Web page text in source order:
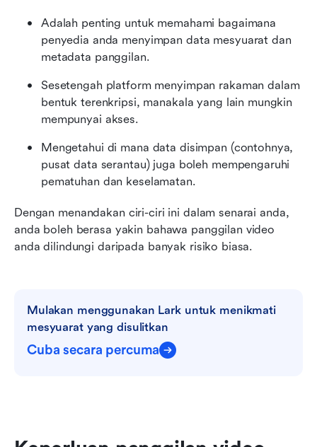
Adalah penting untuk memahami bagaimana
penyedia anda menyimpan data mesyuarat dan
metadata panggilan.
Sesetengah platform menyimpan rakaman dalam
bentuk terenkripsi, manakala yang lain mungkin
mempunyai akses.
Mengetahui di mana data disimpan (contohnya,
pusat data serantau) juga boleh mempengaruhi
pematuhan dan keselamatan.
Dengan menandakan ciri-ciri ini dalam senarai anda,
anda boleh berasa yakin bahawa panggilan video
anda dilindungi daripada banyak risiko biasa.
Mulakan menggunakan Lark untuk menikmati
mesyuarat yang disulitkan
Cuba secara percuma